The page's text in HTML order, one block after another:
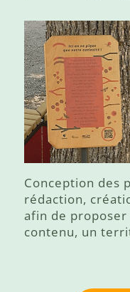
Conception des
rédaction,
afin de
contenu, un